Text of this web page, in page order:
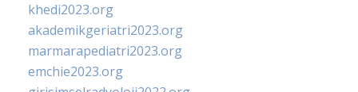
khedi2023.org
akademikgeriatri2023.org
marmarapediatri2023.org
emchie2023.org